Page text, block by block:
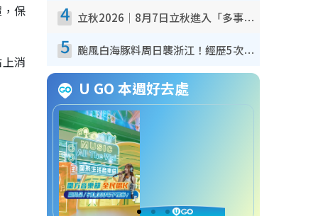
保
消
4 立秋2026｜8月7日立秋進入「多事之秋」 3件事唔做得！專家教6招開運 清枱頭／銀包納氣接好運
5 颱風白海豚料周日襲浙江！經歷5次「眼牆置換」極罕見 成登陸內地最長途颱風
U GO 本週好去處